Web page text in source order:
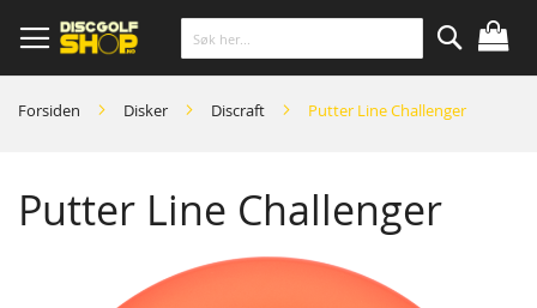
to
Content
Søk
Forsiden Disker Discraft Putter Line Challenger
Putter Line Challenger